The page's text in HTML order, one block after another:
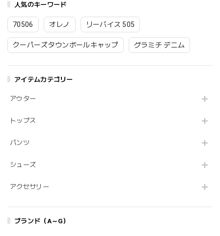
人気のキーワード
70506 オレノ リーバイス 505
クーパーズタウンボールキャップ グラミチ デニム
アイテムカテゴリー
アウター
トップス
パンツ
シューズ
アクセサリー
ブランド（A～G）